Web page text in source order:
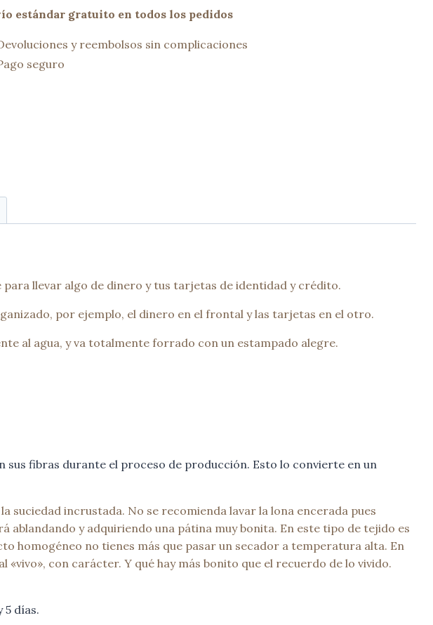
estándar gratuito en todos los pedidos
y reembolsos sin complicaciones
seguro
llevar algo de dinero y tus tarjetas de identidad y crédito.
por ejemplo, el dinero en el frontal y las tarjetas en el otro.
al agua, y va totalmente forrado con un estampado alegre.
fibras durante el proceso de producción. Esto lo convierte en un
suciedad incrustada. No se recomienda lavar la lona encerada pues
y adquiriendo una pátina muy bonita. En este tipo de tejido es
homogéneo no tienes más que pasar un secador a temperatura alta. En
con carácter. Y qué hay más bonito que el recuerdo de lo vivido.
días.